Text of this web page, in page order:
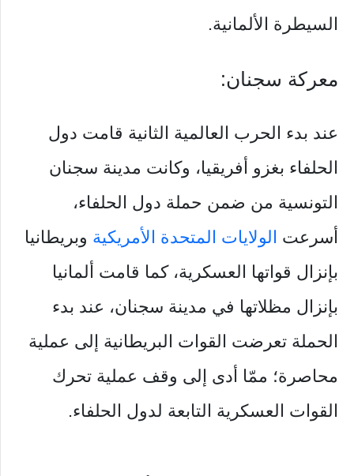
السيطرة الألمانية.
معركة سجنان:
عند بدء الحرب العالمية الثانية قامت دول
الحلفاء بغزو أفريقيا، وكانت مدينة سجنان
التونسية من ضمن حملة دول الحلفاء،
أسرعت الولايات المتحدة الأمريكية وبريطانيا
بإنزال قواتها العسكرية، كما قامت ألمانيا
بإنزال مظلاتها في مدينة سجنان، عند بدء
الحملة تعرضت القوات البريطانية إلى عملية
محاصرة؛ ممّا أدى إلى وقف عملية تحرك
القوات العسكرية التابعة لدول الحلفاء.